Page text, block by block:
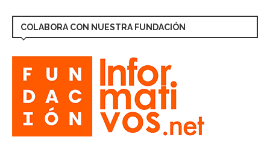
COLABORA CON NUESTRA FUNDACIÓN